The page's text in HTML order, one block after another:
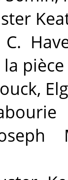
C.
la